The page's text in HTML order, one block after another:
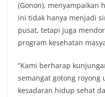
(Gonon), menyampaikan
ini tidak hanya menjadi
pusat, tetapi juga
program kesehatan
‎‎”Kami berharap
semangat gotong
kesadaran hidup sehat